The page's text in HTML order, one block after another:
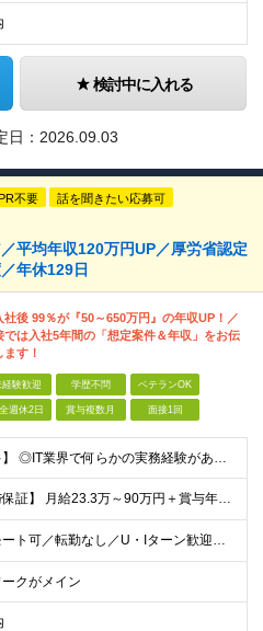
検討中に入れる
日： 2026.09.03
不要 話を聞きたい応募可
平均年収120万円UP／厚労省認定
年休129日
社後 99％が『50～650万円』の年収UP！／
では入社5年間の「想定案件＆年収」をお伝
ます！
経験歓迎 学歴不問 ベテランOK
週休2日 賞与複数月 面接1回
【応募要件】 ◎IT業界で何らかの実務経験がある方 └2～3ヶ月の実務経験のある方は歓迎します！ 例）PCキッティングやモバイル通信基地局の業務経験者など インフラエンジニアとして経験のある方は、
【前職給与保証】 月給23.3万～90万円＋賞与年2回＋インセンティブ ★年収1000万円以上の実績あり！ ※上記月給には月20～30時間分（2万9,300円～21万7,900円）の固定残業代を含み
★フルリモート可／転勤なし／U・Iターン歓迎★ ◎勤務地は相談の上、ご自宅近くに調整します！ 【勤務地】 本社、または東京／埼玉／千葉／神奈川／愛知／仙台のクライアント先 ◎完全在宅（フルリモート）
クがメイン